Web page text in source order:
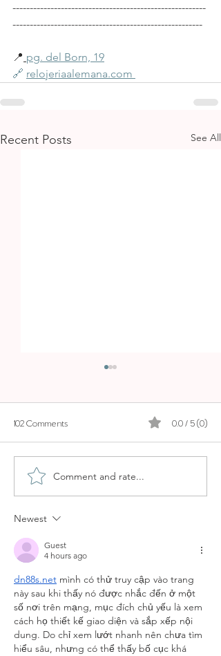
--------------------------------------------------------
-------------------------------------------------------
📍 pg. del Born, 19
🔗 relojeriaalemana.com
Recent Posts See All
ALMAQ ROOFTOP BAR IN
PALMA - ES PRINCEP´S
102 Comments 0.0 / 5 (0)
Comment and rate...
Newest
Guest
4 hours ago
dn88s.net mình có thử truy cập vào trang
này sau khi thấy nó được nhắc đến ở một
số nơi trên mạng, mục đích chủ yếu là xem
cách họ thiết kế giao diện và sắp xếp nội
dung. Do chỉ xem lướt nhanh nên chưa tìm
hiểu sâu, nhưng có thể thấy bố cục khá